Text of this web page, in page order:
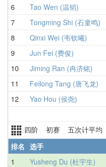
6 Tao Wen (温韬)
7 Tongming Shi (石童鸣)
8 Qinxi Wei (韦钦曦)
9 Jun Fei (费俊)
10 Jiming Ran (冉济铭)
11 Feilong Tang (唐飞龙)
12 Yao Hou (侯尧)
四阶 初赛 五次计平均
排名 选手
1
Yusheng Du (杜宇生)